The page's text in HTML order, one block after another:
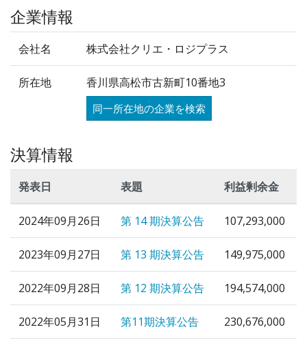
企業情報
会社名 株式会社クリエ・ロジプラス
所在地 香川県高松市古新町10番地3
同一所在地の企業を検索
決算情報
発表日 表題 利益剰余金
2024年09月26日 第 14 期決算公告 107,293,000
2023年09月27日 第 13 期決算公告 149,975,000
2022年09月28日 第 12 期決算公告 194,574,000
2022年05月31日 第11期決算公告 230,676,000